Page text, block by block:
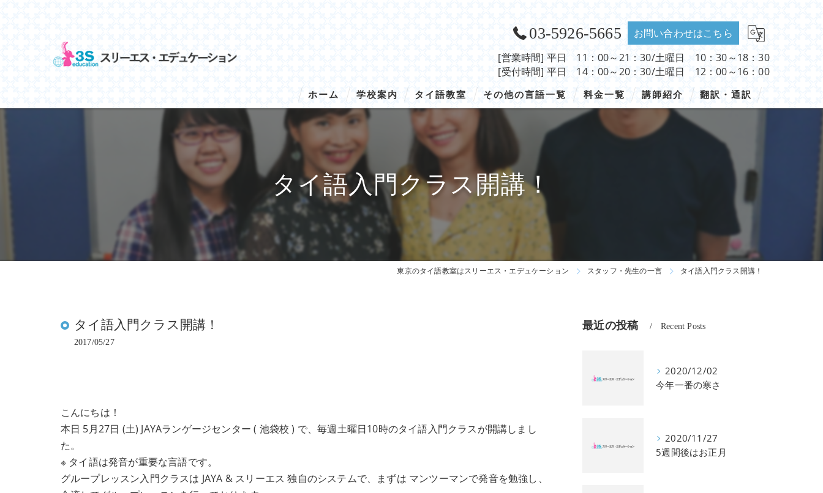
03-5926-5665
お問い合わせはこちら
[営業時間] 平日 11：00～21：30/土曜日 10：30～18：30
[受付時間] 平日 14：00～20：30/土曜日 12：00～16：00
ホーム 学校案内
入学の流れ
アクセス
タイ語教室
タイ語／トップ
タイ語／授業の概要
タイ語／コース・料金
タイ語／開講スケジュール
タイ語／留学
その他の言語一覧
韓国語
インドネシア語
中国語
料金一覧 講師紹介 翻訳・通訳
タイ語入門クラス開講！
東京のタイ語教室はスリーエス・エデュケーション スタッフ・先生の一言 タイ語入門クラス開講！
タイ語入門クラス開講！
2017/05/27
こんにちは！
本日 5月27日 (土) JAYAランゲージセンター ( 池袋校 ) で、毎週土曜日10時のタイ語入門クラスが開講しまし
た。
※ タイ語は発音が重要な言語です。
グループレッスン入門クラスは JAYA & スリーエス 独自のシステムで、まずは マンツーマンで発音を勉強し、
最近の投稿 Recent Posts
2020/12/02
今年一番の寒さ
2020/11/27
5週間後はお正月